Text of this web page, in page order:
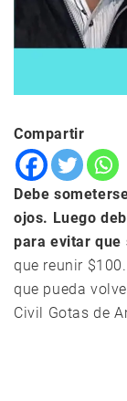
Compartir
Debe
ojos. Luego
para evitar que
que reunir
que pueda
Civil Gotas de